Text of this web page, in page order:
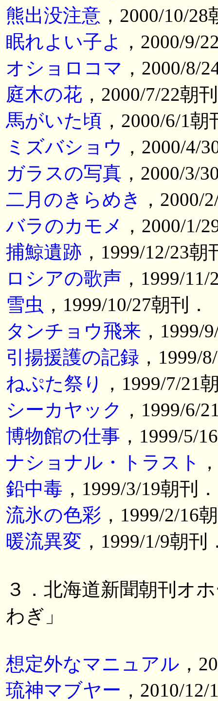
熊出没注意 ，2000/10/
眠れよい子よ
，2000/9/
オショロコマ ，2000/8/
庭木の花 ，2000/7/22朝
馬がいた頃 ，2000/6/1朝
ミズバショウ ，2000/4/
ガラスの写真 ，2000/3/
二月のきらめき
，2000/
バラのカモメ ，2000/1/
捕鯨遺跡 ，1999/12/23朝
ロシアの歌声 ，1999/
雪虫 ，1999/10/27朝刊．
タンチョウ飛来 ，1999/
引揚援護の記録 ，1999/
ねぷた祭り
，1999/7/21
シーカヤック ，1999/6/
博物館の仕事 ，1999/5/
ナショナル・トラスト
鉛中毒 ，1999/3/19朝刊．
流氷の色彩 ，1999/2/16
暖流異変 ，1999/1/9朝刊
３．北海道新聞朝刊オ
わぎ」
想定外なマニュアル ，
琉神マブヤー ，2010/